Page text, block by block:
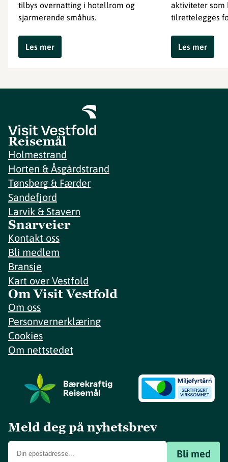
tilbys overnatting i hotellrom og
sjarmerende småhus.
Les mer
aktiviteter som
tilrettelegges
Les mer
Reisemål
Holmestrand
Horten & Åsgårdstrand
Tønsberg & Færder
Sandefjord
Larvik & Stavern
Snarveier
Kontakt oss
Bli medlem
Bransje
Kart over Vestfold
Om Visit Vestfold
Om oss
Personvernerklæring
Cookies
Om nettstedet
Meld deg på nyhetsbrev
Bli med